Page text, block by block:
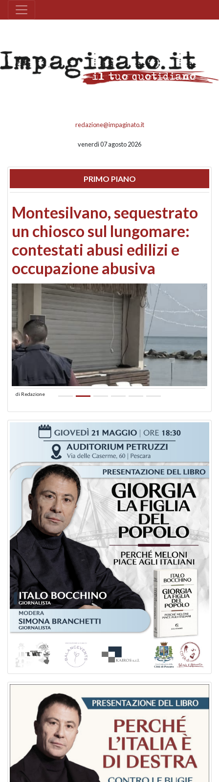
redazione@impaginato.it
venerdì 07 agosto 2026
PRIMO PIANO
Montesilvano, sequestrato
un chiosco sul lungomare:
contestati abusi edilizi e
occupazione abusiva
di Redazione